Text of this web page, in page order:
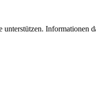
Informationen